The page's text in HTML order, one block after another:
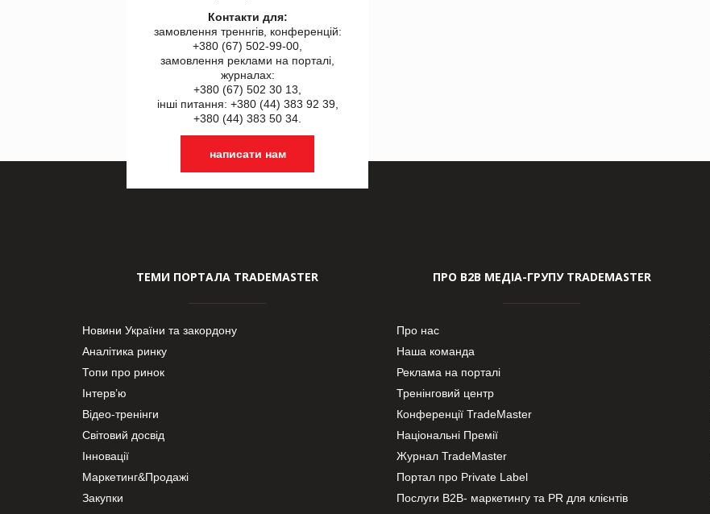
Контакти для:
замовлення треннгів, конференцій:
+380 (67) 502-99-00,
замовлення реклами на порталі,
журналах:
+380 (67) 502 30 13,
інші питання: +380 (44) 383 92 39,
+380 (44) 383 50 34.
написати нам
ТЕМИ ПОРТАЛА TRADEMASTER
Новини України та закордону
Аналітика ринку
Топи про ринок
Інтерв’ю
Відео-тренінги
Світовий досвід
Інновації
Маркетинг&Продажі
Закупки
ПРО В2В МЕДІА-ГРУПУ TRADEMASTER
Про нас
Наша команда
Реклама на порталі
Тренінговий центр
Конференції TradeMaster
Національні Премії
Журнал TradeMaster
Портал про Private Label
Послуги В2В- маркетингу та PR для клієнтів